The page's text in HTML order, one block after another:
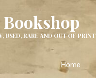
USED, RARE AND OUT OF PRINT
Home